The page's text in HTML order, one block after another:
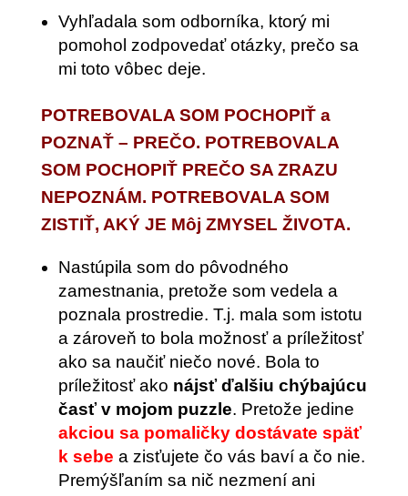
Vyhľadala som odborníka, ktorý mi
pomohol zodpovedať otázky, prečo sa
mi toto vôbec deje.
POTREBOVALA SOM POCHOPIŤ a
POZNAŤ – PREČO. POTREBOVALA
SOM POCHOPIŤ PREČO SA ZRAZU
NEPOZNÁM. POTREBOVALA SOM
ZISTIŤ, AKÝ JE Môj ZMYSEL ŽIVOTA.
Nastúpila som do pôvodného
zamestnania, pretože som vedela a
poznala prostredie. T.j. mala som istotu
a zároveň to bola možnosť a príležitosť
ako sa naučiť niečo nové. Bola to
príležitosť ako nájsť ďalšiu chýbajúcu
časť v mojom puzzle. Pretože jedine
akciou sa pomaličky dostávate späť
k sebe a zisťujete čo vás baví a čo nie.
Premýšľaním sa nič nezmení ani